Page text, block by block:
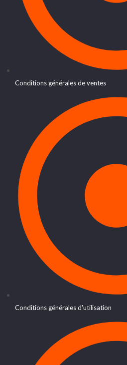
Conditions générales de ventes
Conditions générales d'utilisation